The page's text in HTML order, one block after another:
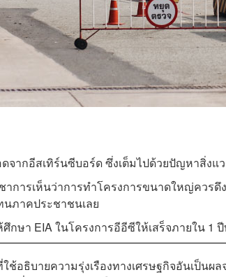
จากอีสเทิร์นซีบอร์ด ซึ่งเต็มไปด้วยปัญหาสิ่งแ
การเห็นว่าการทำโครงการขนาดใหญ่ควร
ภาคประชาชนเลย
ศึกษา EIA ในโครงการอีอีซีให้เสร็จภายใน 1
ช้อธิบายความรุ่งเรืองทางเศรษฐกิจอันเป็นผ